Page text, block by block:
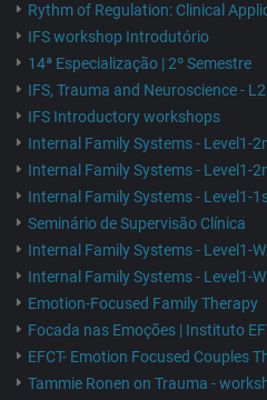
Rythm of Regulation: Clinical
IFS workshop Introdutório
14ª Especialização | 2º Semestre
IFS, Trauma and Neuroscience -
IFS Introductory workshops
Internal Family Systems - Level1-
Internal Family Systems - Level1-
Internal Family Systems - Level1-
Seminário de Supervisão Clínica
Internal Family Systems - Level1-
Internal Family Systems - Level1-
Emotion-Focused Family Therapy
Focada nas Emoções | Instituto
EFCT- Emotion Focused Couples
Tammie Ronen on Trauma -